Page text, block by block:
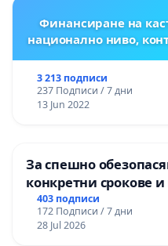
Финансиране на
национално ниво,
3 213 подписи
237 Подписи / 7 дни
13 Jun 2022
За спешно
конкретни срокове
цялостна
републиканския
„Тракия“ - гр.
403 подписи
172 Подписи / 7 дни
28 Jul 2026